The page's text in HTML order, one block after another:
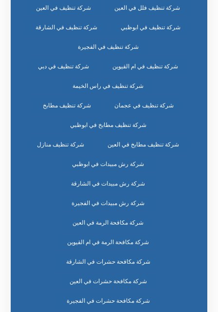
شركة تنظيف فلل في العين شركة تنظيف في العين
شركة تنظيف في ابوظبي شركة تنظيف في الشارقة
شركة تنظيف في الفجيرة
شركة تنظيف في ام القيوين شركة تنظيف في دبي
شركة تنظيف في راس الخيمة
شركة تنظيف في عجمان شركة تنظيف مطابخ
شركة تنظيف مطابخ في ابوظبي
شركة تنظيف مطابخ في العين شركة تنظيف منازل
شركة رش مبيدات في ابوظبي
شركة رش مبيدات في الشارقة
شركة رش مبيدات في الفجيرة
شركة مكافحة الرمة في العين
شركة مكافحة الرمة في ام القيوين
شركة مكافحة حشرات في الشارقة
شركة مكافحة حشرات في العين
شركة مكافحة حشرات في الفجيرة